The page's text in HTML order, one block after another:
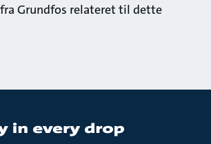
Grundfos relateret til dette